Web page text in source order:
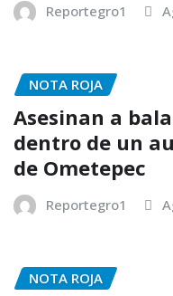
Reportegro1
NOTA ROJA
Asesinan a
dentro de un
de Ometepec
Reportegro1
NOTA ROJA